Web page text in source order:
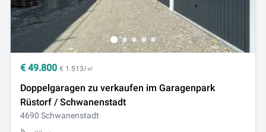
€ 49.800 € 1.513/㎡
Doppelgaragen zu verkaufen im Garagenpark
Rüstorf / Schwanenstadt
4690 Schwanenstadt